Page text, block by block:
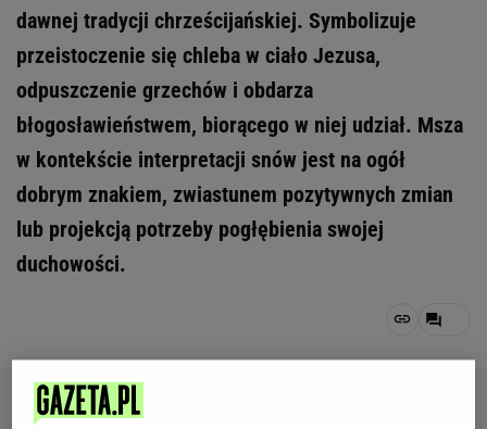
dawnej tradycji chrześcijańskiej. Symbolizuje
przeistoczenie się chleba w ciało Jezusa,
odpuszczenie grzechów i obdarza
błogosławieństwem, biorącego w niej udział. Msza
w kontekście interpretacji snów jest na ogół
dobrym znakiem, zwiastunem pozytywnych zmian
lub projekcją potrzeby pogłębienia swojej
duchowości.